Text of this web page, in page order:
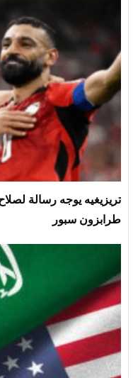
تريزيغيه يوجه رسالة
طرابزون سبور